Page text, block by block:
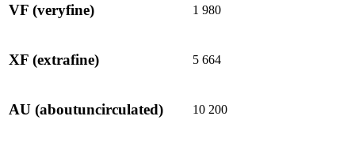
VF (veryfine) 1 980
XF (extrafine) 5 664
AU (aboutuncirculated) 10 200